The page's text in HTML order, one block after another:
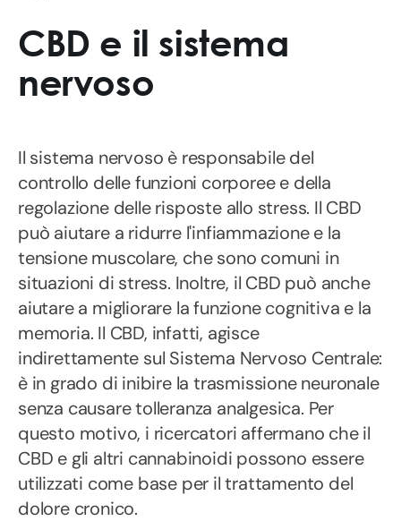
CBD e il sistema
nervoso
Il sistema nervoso è responsabile del
controllo delle funzioni corporee e della
regolazione delle risposte allo stress. Il CBD
può aiutare a ridurre l'infiammazione e la
tensione muscolare, che sono comuni in
situazioni di stress. Inoltre, il CBD può anche
aiutare a migliorare la funzione cognitiva e la
memoria. Il CBD, infatti, agisce
indirettamente sul Sistema Nervoso Centrale:
è in grado di inibire la trasmissione neuronale
senza causare tolleranza analgesica. Per
questo motivo, i ricercatori affermano che il
CBD e gli altri cannabinoidi possono essere
utilizzati come base per il trattamento del
dolore cronico.